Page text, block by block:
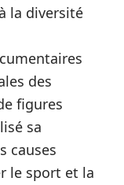
la diversité
des
figures
sa
causes
le sport et la